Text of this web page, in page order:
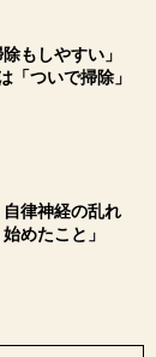
もしやすい」
「ついで掃除」
律神経の乱れ
めたこと」